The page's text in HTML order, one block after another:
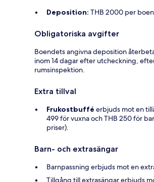
Deposition: THB 2000 per
Obligatoriska avgifter
Boendets angivna deposition
inom 14 dagar efter utcheckning,
rumsinspektion.
Extra tillval
Frukostbuffé erbjuds mot en
499 för vuxna och THB 250 för
priser).
Barn- och extrasängar
Barnpassning erbjuds mot en
Tillgång till extrasängar erbjuds